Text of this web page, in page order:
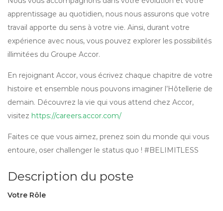
apprentissage au quotidien, nous nous assurons que votre
travail apporte du sens à votre vie. Ainsi, durant votre
expérience avec nous, vous pouvez explorer les possibilités
illimitées du Groupe Accor.
En rejoignant Accor, vous écrivez chaque chapitre de votre
histoire et ensemble nous pouvons imaginer l’Hôtellerie de
demain. Découvrez la vie qui vous attend chez Accor,
visitez https://careers.accor.com/
Faites ce que vous aimez, prenez soin du monde qui vous
entoure, oser challenger le status quo ! #BELIMITLESS
Description du poste
Votre Rôle